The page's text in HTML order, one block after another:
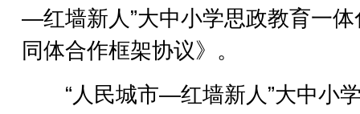
—红墙新人”大中小学思政教育一体
同体合作框架协议》。
“人民城市—红墙新人”大中小